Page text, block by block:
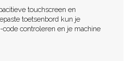
touchscreen en
toetsenbord kun je
controleren en je machine